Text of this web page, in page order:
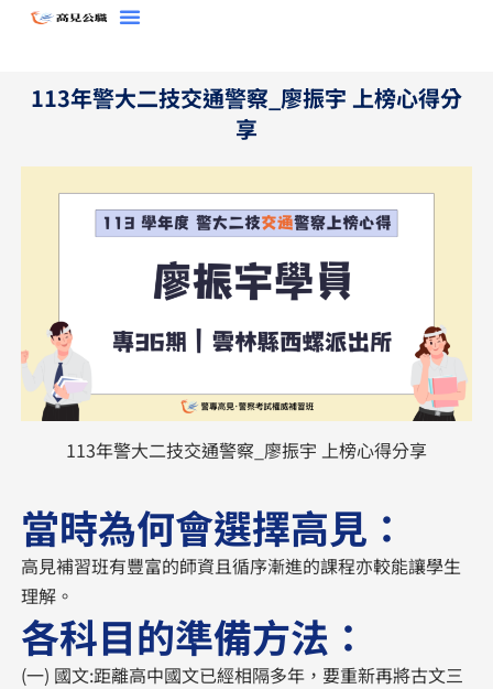
113年警大二技交通警察_廖振宇 上榜心得分
享
113年警大二技交通警察_廖振宇 上榜心得分享
當時為何會選擇高見：
高見補習班有豐富的師資且循序漸進的課程亦較能讓學生
理解。
各科目的準備方法：
(一) 國文:距離高中國文已經相隔多年，要重新再將古文三